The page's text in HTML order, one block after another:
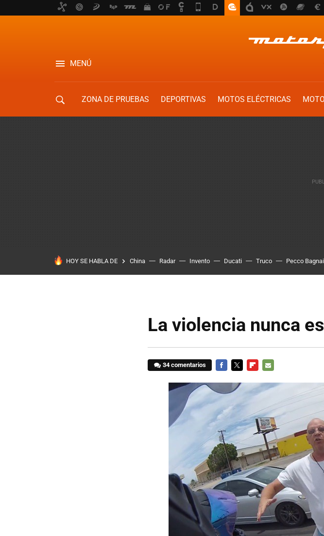
MENÚ
ZONA DE PRUEBAS DEPORTIVAS MOTOS ELÉCTRICAS
HOY SE HABLA DE China Radar Invento Ducati Truco Pecco
La violencia nunca
34 comentarios
MAIL